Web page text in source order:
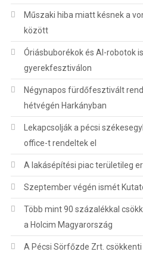
Műszaki hiba miatt késnek a
között
Óriásbuborékok és AI-robotok
gyerekfesztiválon
Négynapos fürdőfesztivált
hétvégén Harkányban
Lekapcsolják a pécsi
office-t rendeltek el
A lakásépítési piac területileg
Szeptember végén ismét
Több mint 90 százalékkal
a Holcim Magyarország
A Pécsi Sörfőzde Zrt.